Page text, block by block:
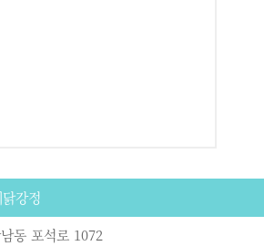
강정
동 포석로 1072